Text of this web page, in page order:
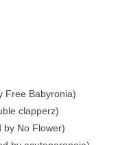
Free Babyronia)
clapperz)
by No Flower)